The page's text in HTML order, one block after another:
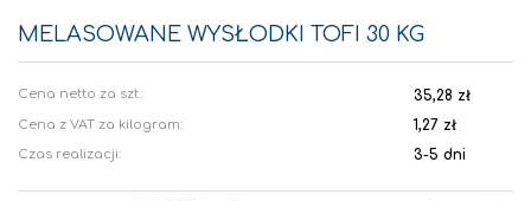
MELASOWANE WYSŁODKI TOFI 30 KG
35,28 zł
Czas realizacji: 3-5 dni
Cena z VAT za kilogram: 1,27 zł
na